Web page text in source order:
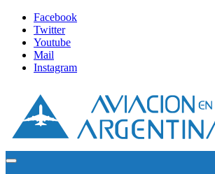
Facebook
Twitter
Youtube
Mail
Instagram